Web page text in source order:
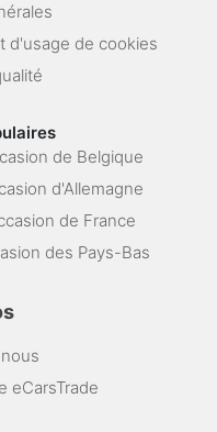
d'usage de cookies
de Belgique
d'Allemagne
de France
des Pays-Bas
eCarsTrade